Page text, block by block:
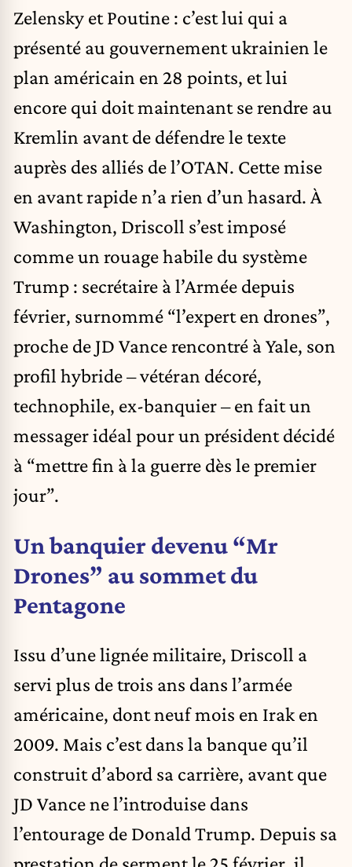
Zelensky et Poutine : c’est lui qui a
présenté au gouvernement ukrainien le
plan américain en 28 points, et lui
encore qui doit maintenant se rendre au
Kremlin avant de défendre le texte
auprès des alliés de l’OTAN. Cette mise
en avant rapide n’a rien d’un hasard. À
Washington, Driscoll s’est imposé
comme un rouage habile du système
Trump : secrétaire à l’Armée depuis
février, surnommé “l’expert en drones”,
proche de JD Vance rencontré à Yale, son
profil hybride – vétéran décoré,
technophile, ex-banquier – en fait un
messager idéal pour un président décidé
à “mettre fin à la guerre dès le premier
jour”.
Un banquier devenu “Mr
Drones” au sommet du
Pentagone
Issu d’une lignée militaire, Driscoll a
servi plus de trois ans dans l’armée
américaine, dont neuf mois en Irak en
2009. Mais c’est dans la banque qu’il
construit d’abord sa carrière, avant que
JD Vance ne l’introduise dans
l’entourage de Donald Trump. Depuis sa